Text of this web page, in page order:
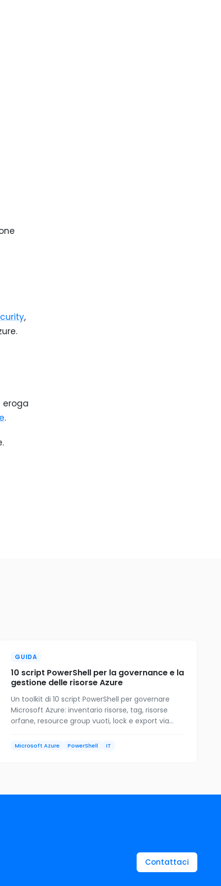
,
eroga
.
GUIDA
10 script PowerShell per la governance e la
gestione delle risorse Azure
Un toolkit di 10 script PowerShell per governare
Microsoft Azure: inventario risorse, tag, risorse
orfane, resource group vuoti, lock e export via
Microsoft Azure PowerShell IT
Contattaci